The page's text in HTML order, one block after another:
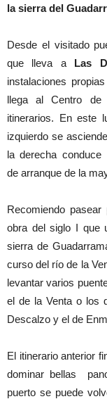
la sierra del
Desde el visitado
que lleva a Las
instalaciones
llega al Centro de
itinerarios. En este
izquierdo se
la derecha
de arranque de la
Recomiendo pasear
obra del siglo I que
sierra de
curso del río de la
levantar varios
el de la Venta o los
Descalzo y el de
El itinerario anterior
dominar bellas
puerto se puede